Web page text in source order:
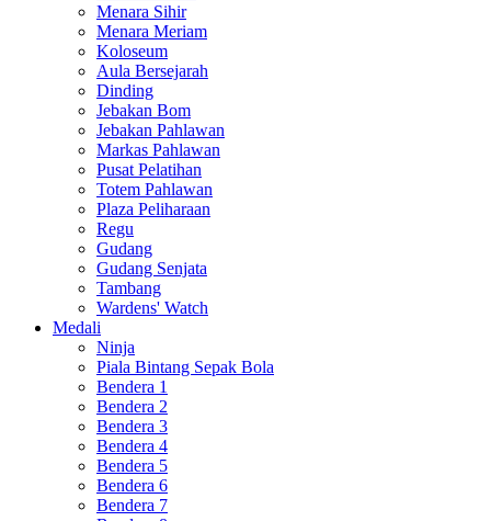
Menara Sihir
Menara Meriam
Koloseum
Aula Bersejarah
Dinding
Jebakan Bom
Jebakan Pahlawan
Markas Pahlawan
Pusat Pelatihan
Totem Pahlawan
Plaza Peliharaan
Regu
Gudang
Gudang Senjata
Tambang
Wardens' Watch
Medali
Ninja
Piala Bintang Sepak Bola
Bendera 1
Bendera 2
Bendera 3
Bendera 4
Bendera 5
Bendera 6
Bendera 7